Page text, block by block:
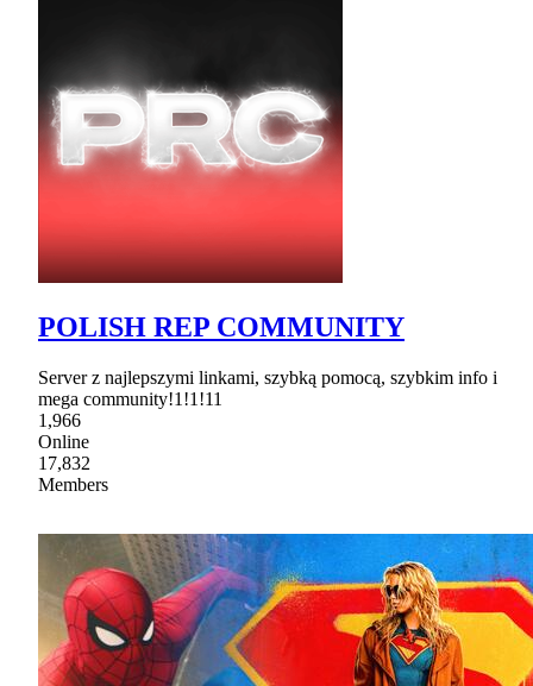
POLISH REP COMMUNITY
Server z najlepszymi linkami, szybką pomocą, szybkim info i
mega community!1!1!11
1,966
Online
17,832
Members